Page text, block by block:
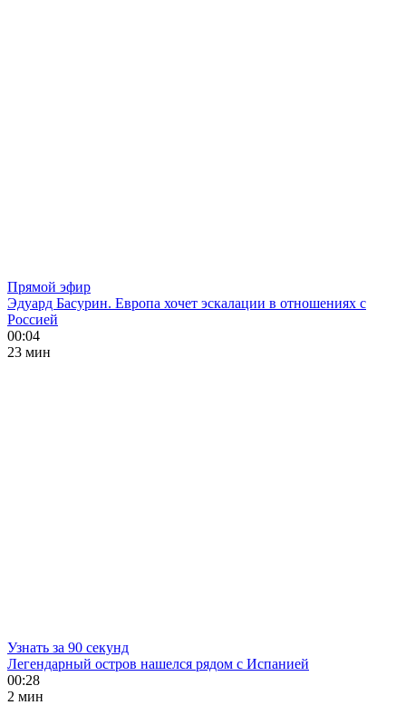
Прямой эфир
Эдуард Басурин. Европа хочет эскалации в отношениях с
Россией
00:04
23 мин
Узнать за 90 секунд
Легендарный остров нашелся рядом с Испанией
00:28
2 мин